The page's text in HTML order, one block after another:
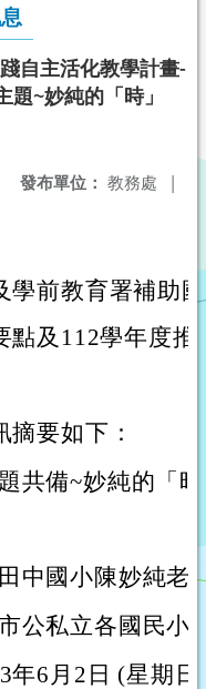
自主活化教學計畫-
題~妙純的「時」
發布單位： 教務處 |
學前教育署補助
點及112學年度
要如下：
共備~妙純的「
中國小陳妙純老
公私立各國民小
年6月2日 (星期